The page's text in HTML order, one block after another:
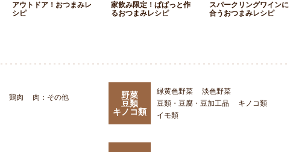
アウトドア！おつまみレ
シピ
家飲み限定！ぱぱっと作
るおつまみレシピ
スパークリングワインに
合うおつまみレシピ
鶏肉
肉：その他
野菜
豆類
キノコ類
緑黄色野菜
淡色野菜
豆類・豆腐・豆加工品
キノコ類
イモ類